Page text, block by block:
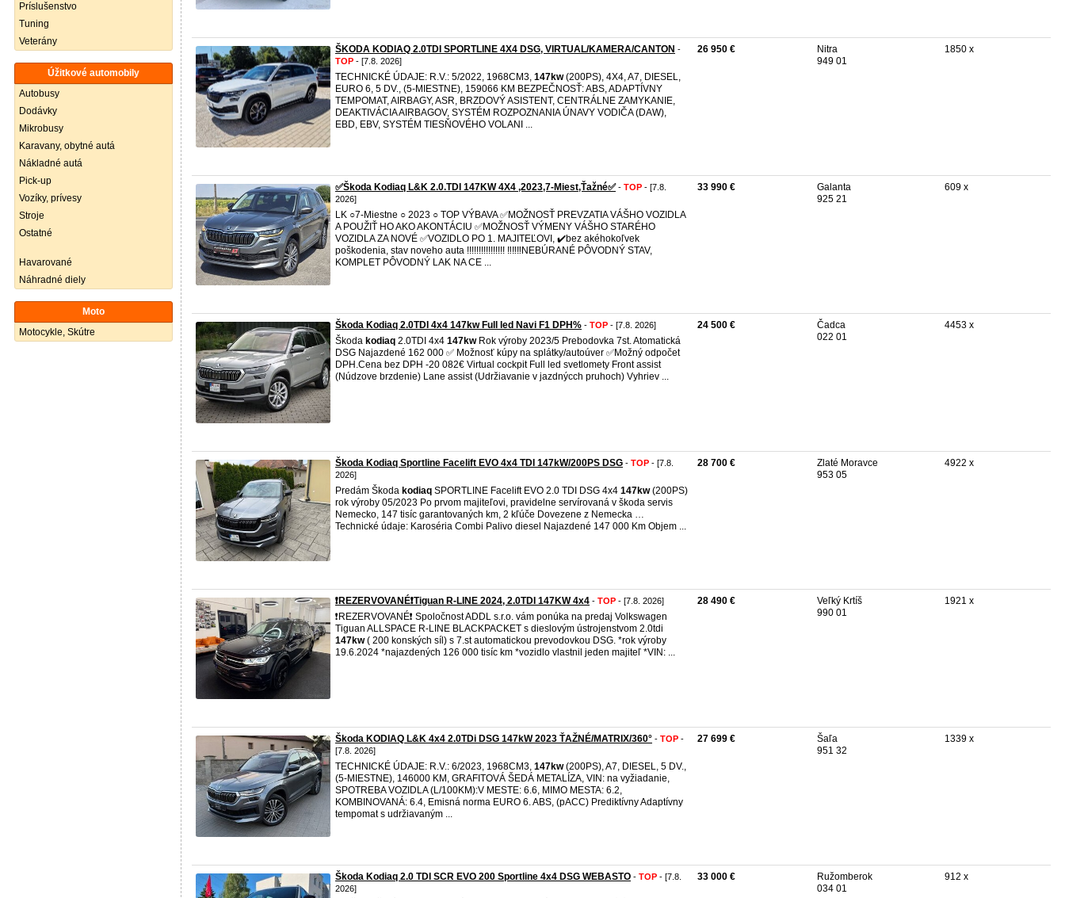
Príslušenstvo
Tuning
Veterány
Úžitkové automobily
Autobusy
Dodávky
Mikrobusy
Karavany, obytné autá
Nákladné autá
Pick-up
Vozíky, prívesy
Stroje
Ostatné
Havarované
Náhradné diely
Moto
Motocykle, Skútre
ŠKODA KODIAQ 2.0TDI SPORTLINE 4X4 DSG, VIRTUAL/KAMERA/CANTON -
TOP - [7.8. 2026]
TECHNICKÉ ÚDAJE: R.V.: 5/2022, 1968CM3, 147kw(200PS), 4X4, A7, DIESEL,
EURO 6, 5 DV., (5-MIESTNE), 159066 KM BEZPEČNOSŤ: ABS, ADAPTÍVNY
TEMPOMAT, AIRBAGY, ASR, BRZDOVÝ ASISTENT, CENTRÁLNE ZAMYKANIE,
DEAKTIVÁCIA AIRBAGOV, SYSTÉM ROZPOZNANIA ÚNAVY VODIČA (DAW),
EBD, EBV, SYSTÉM TIESŇOVÉHO VOLANI ...
26 950 €
Nitra
949 01
1850 x
✅️Škoda Kodiaq L&K 2.0.TDI 147KW 4X4 ,2023,7-Miest,Ťažné✅️- TOP - [7.8.
2026]
LK ○7-Miestne ○ 2023 ○ TOP VÝBAVA ✅️MOŽNOSŤ PREVZATIA VÁŠHO VOZIDLA
A POUŽIŤ HO AKO AKONTÁCIU ✅️MOŽNOSŤ VÝMENY VÁŠHO STARÉHO
VOZIDLA ZA NOVÉ ✅️VOZIDLO PO 1. MAJITEĽOVI, ✔️bez akéhokoľvek
poškodenia, stav noveho auta !!!!!!!!!!!!!!!! ‼️‼️‼️NEBÚRANÉ PÔVODNÝ STAV,
KOMPLET PÔVODNÝ LAK NA CE ...
33 990 €
Galanta
925 21
609 x
Škoda Kodiaq 2.0TDI 4x4 147kw Full led Navi F1 DPH% - TOP - [7.8. 2026]
Škoda kodiaq 2.0TDI 4x4 147kwRok výroby 2023/5 Prebodovka 7st. Atomatická
DSG Najazdené 162 000 ✅ Možnosť kúpy na splátky/autoúver ✅️Možný odpočet
DPH.Cena bez DPH -20 082€ Virtual cockpit Full led svetlomety Front assist
(Núdzove brzdenie) Lane assist (Udržiavanie v jazdnýcch pruhoch) Vyhriev ...
24 500 €
Čadca
022 01
4453 x
Škoda Kodiaq Sportline Facelift EVO 4x4 TDI 147kW/200PS DSG - TOP - [7.8.
2026]
Predám Škoda kodiaq SPORTLINE Facelift EVO 2.0 TDI DSG 4x4 147kw(200PS)
rok výroby 05/2023 Po prvom majiteľovi, pravidelne servírovaná v škoda servis
Nemecko, 147 tisíc garantovaných km, 2 kľúče Dovezene z Nemecka …
Technické údaje: Karoséria Combi Palivo diesel Najazdené 147 000 Km Objem ...
28 700 €
Zlaté Moravce
953 05
4922 x
❗️REZERVOVANÉ❗️Tiguan R-LINE 2024, 2.0TDI 147KW 4x4 - TOP - [7.8. 2026]
❗️REZERVOVANÉ❗️ Spoločnost ADDL s.r.o. vám ponúka na predaj Volkswagen
Tiguan ALLSPACE R-LINE BLACKPACKET s dieslovým ústrojenstvom 2.0tdi
147kw( 200 konských síl) s 7.st automatickou prevodovkou DSG. *rok výroby
19.6.2024 *najazdených 126 000 tisíc km *vozidlo vlastnil jeden majiteľ *VIN: ...
28 490 €
Veľký Krtíš
990 01
1921 x
Škoda KODIAQ L&K 4x4 2.0TDi DSG 147kW 2023 ŤAŽNÉ/MATRIX/360° - TOP -
[7.8. 2026]
TECHNICKÉ ÚDAJE: R.V.: 6/2023, 1968CM3, 147kw(200PS), A7, DIESEL, 5 DV.,
(5-MIESTNE), 146000 KM, GRAFITOVÁ ŠEDÁ METALÍZA, VIN: na vyžiadanie,
SPOTREBA VOZIDLA (L/100KM):V MESTE: 6.6, MIMO MESTA: 6.2,
KOMBINOVANÁ: 6.4, Emisná norma EURO 6. ABS, (pACC) Prediktívny Adaptívny
tempomat s udržiavaným ...
27 699 €
Šaľa
951 32
1339 x
Škoda Kodiaq 2.0 TDI SCR EVO 200 Sportline 4x4 DSG WEBASTO - TOP - [7.8.
2026]
33 000 €
Ružomberok
034 01
912 x